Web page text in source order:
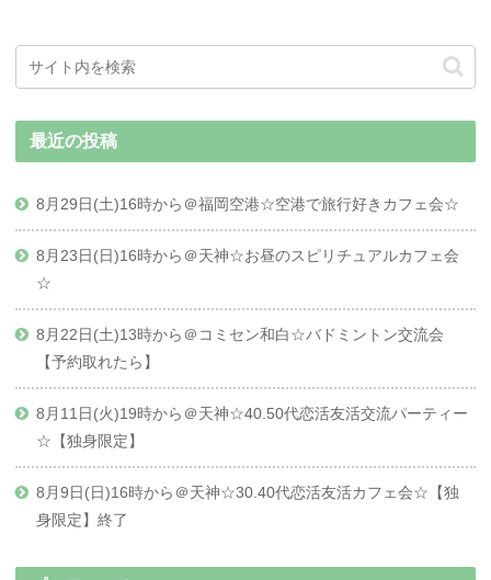
最近の投稿
8月29日(土)16時から＠福岡空港☆空港で旅行好きカフェ会☆
8月23日(日)16時から＠天神☆お昼のスピリチュアルカフェ会
☆
8月22日(土)13時から＠コミセン和白☆バドミントン交流会
【予約取れたら】
8月11日(火)19時から＠天神☆40.50代恋活友活交流パーティー
☆【独身限定】
8月9日(日)16時から＠天神☆30.40代恋活友活カフェ会☆【独
身限定】終了